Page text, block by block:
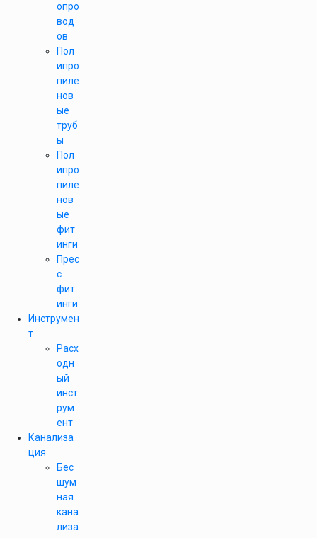
опро
вод
ов
Пол
ипро
пиле
нов
ые
труб
ы
Пол
ипро
пиле
нов
ые
фит
инги
Прес
с
фит
инги
Инструмен
т
Расх
одн
ый
инст
рум
ент
Канализа
ция
Бес
шум
ная
кана
лиза